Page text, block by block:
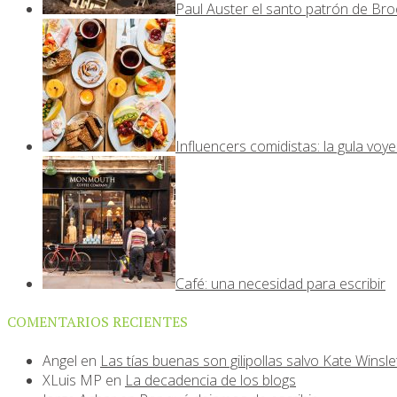
Paul Auster el santo patrón de
Influencers comidistas: la gula
Café: una necesidad para escribir
COMENTARIOS RECIENTES
Angel en Las tías buenas son gilipollas salvo Kate
XLuis MP en La decadencia de los blogs